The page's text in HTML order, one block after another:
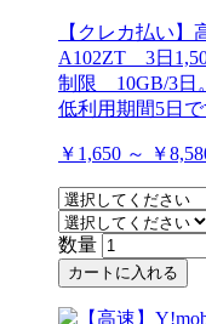
【クレカ払い
A102ZT 3日
制限 10GB/3日
低利用期間5日で
￥1,650 ～ ￥
数量
カートに入れる